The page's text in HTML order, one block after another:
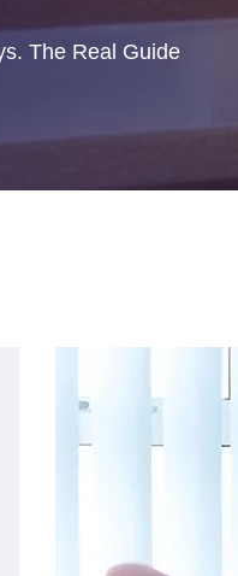
The Real Guide